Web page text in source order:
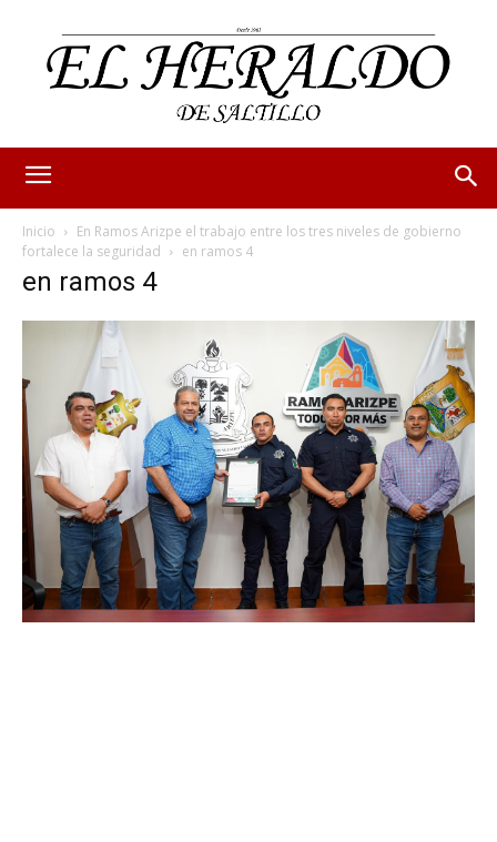
Inicio
En Ramos Arizpe el trabajo entre los tres niveles de gobierno
fortalece la seguridad
en ramos 4
en ramos 4